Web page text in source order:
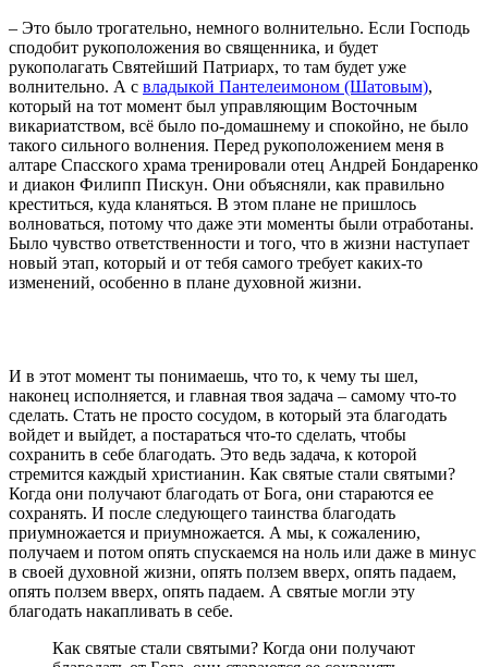
– Это было трогательно, немного волнительно. Если Господь
сподобит рукоположения во священника, и будет
рукополагать Святейший Патриарх, то там будет уже
волнительно. А с владыкой Пантелеимоном (Шатовым),
который на тот момент был управляющим Восточным
викариатством, всё было по-домашнему и спокойно, не было
такого сильного волнения. Перед рукоположением меня в
алтаре Спасского храма тренировали отец Андрей Бондаренко
и диакон Филипп Пискун. Они объясняли, как правильно
креститься, куда кланяться. В этом плане не пришлось
волноваться, потому что даже эти моменты были отработаны.
Было чувство ответственности и того, что в жизни наступает
новый этап, который и от тебя самого требует каких-то
изменений, особенно в плане духовной жизни.
И в этот момент ты понимаешь, что то, к чему ты шел,
наконец исполняется, и главная твоя задача – самому что-то
сделать. Стать не просто сосудом, в который эта благодать
войдет и выйдет, а постараться что-то сделать, чтобы
сохранить в себе благодать. Это ведь задача, к которой
стремится каждый христианин. Как святые стали святыми?
Когда они получают благодать от Бога, они стараются ее
сохранять. И после следующего таинства благодать
приумножается и приумножается. А мы, к сожалению,
получаем и потом опять спускаемся на ноль или даже в минус
в своей духовной жизни, опять ползем вверх, опять падаем,
опять ползем вверх, опять падаем. А святые могли эту
благодать накапливать в себе.
Как святые стали святыми? Когда они получают